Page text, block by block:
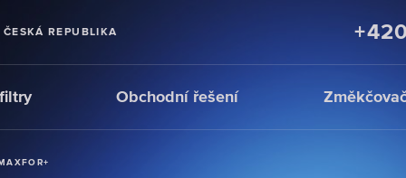
ČESKÁ REPUBLIKA
Obchodní řešení